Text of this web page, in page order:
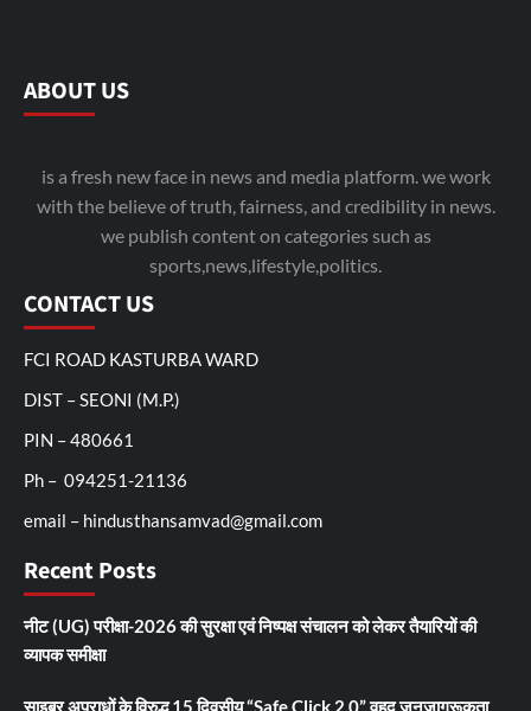
ABOUT US
is a fresh new face in news and media platform. we work
with the believe of truth, fairness, and credibility in news.
we publish content on categories such as
sports,news,lifestyle,politics.
CONTACT US
FCI ROAD KASTURBA WARD
DIST – SEONI (M.P.)
PIN – 480661
Ph – 094251-21136
email – hindusthansamvad@gmail.com
Recent Posts
नीट (UG) परीक्षा-2026 की सुरक्षा एवं निष्पक्ष संचालन को लेकर तैयारियों की
व्यापक समीक्षा